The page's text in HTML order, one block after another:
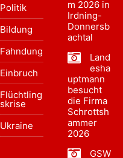
Politik
Bildung
Fahndung
Einbruch
Flüchtling
skrise
Ukraine
m 2026 in
Irdning-
Donnersb
achtal
Land
esha
uptmann
besucht
die Firma
Schrottsh
ammer
2026
GSW